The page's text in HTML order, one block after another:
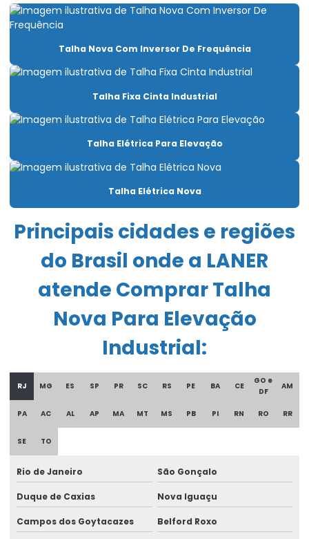
Caminho de rolamento para pontes rolantes
Carro Talha Duplaviga
Carro Talha Duplaviga Com Monitoramento De Carga
Carro Talha Duplaviga Eletrônico
Carro Talha Motorizado Para Cargas Pesadas
Célula carga industrial
Chave fim de curso para ponte rolante
Compra De Carro Talha Duplaviga Para Elevação
Comprar Talha Fixa Aço Carbono
Comprar Talha Nova Para Elevação Industrial
Cortina de cabo ponte rolante
Curso De Reciclagem Para Operadores De Talhas
Discos de freios ponte rolante multimarcas
Distribuidor autorizado swf krantechnik brasil
Empresa especializada em manutenção de ponte rolante
Empresa de ponte rolante
Talha Nova Com Inversor De Frequência
Talha Fixa Cinta Industrial
Talha Elétrica Para Elevação
Talha Elétrica Nova
Principais cidades e regiões
do Brasil onde a LANER
atende Comprar Talha
Nova Para Elevação
Industrial:
RJ MG ES SP PR SC RS PE BA CE
GO e
DF
AM
PA AC AL AP MA MT MS PB PI RN RO RR
SE TO
Rio de Janeiro São Gonçalo
Duque de Caxias Nova Iguaçu
Campos dos Goytacazes Belford Roxo